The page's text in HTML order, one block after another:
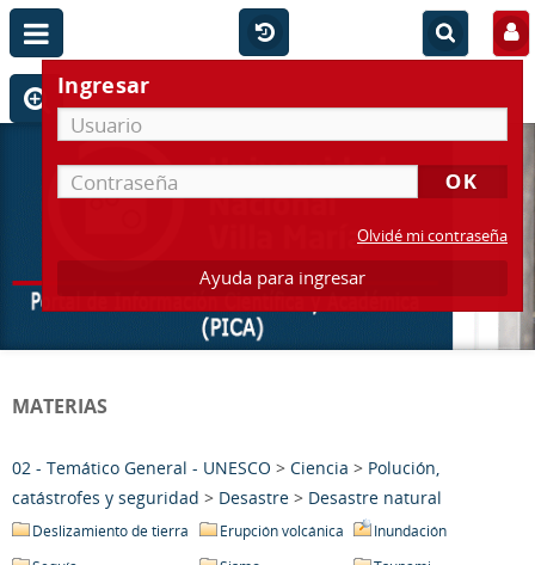
Ingresar
Olvidé mi contraseña
Ayuda para ingresar
MATERIAS
02 - Temático General - UNESCO > Ciencia > Polución,
catástrofes y seguridad > Desastre > Desastre natural
Deslizamiento de tierra Erupción volcánica
Inundación